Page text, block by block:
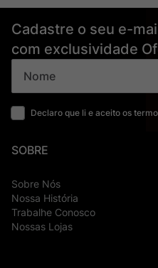
Cadastre o seu e-
com exclusividade
Declaro que li e aceito os
SOBRE
Sobre Nós
Nossa História
Trabalhe Conosco
Nossas Lojas